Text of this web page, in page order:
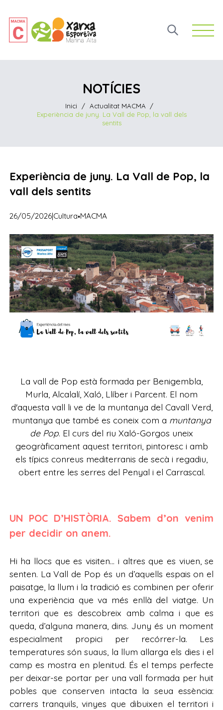
Open
NOTÍCIES
Inici / Actualitat MACMA
/
Experiència de juny. La Vall de Pop, la vall dels
sentits
Experiència de juny. La Vall de Pop, la
vall dels sentits
26/05/2026|Cultura·MACMA
La vall de Pop està formada per Benigembla,
Murla, Alcalalí, Xaló, Llíber i Parcent. El nom
d'aquesta vall li ve de la muntanya del Cavall Verd,
muntanya que també es coneix com a muntanya
de Pop. El curs del riu Xaló-Gorgos uneix
geogràficament aquest territori, pintoresc i amb
els típics conreus mediterranis de secà i regadiu,
obert entre les serres del Penyal i el Carrascal.
UN POC D’HISTÒRIA. Sabem d’on venim
per decidir on anem.
Hi ha llocs que es visiten… i altres que es viuen, se
senten. La Vall de Pop és un d’aquells espais on el
paisatge, la llum i la tradició es combinen per oferir
una experiència que va més enllà del viatge. Un
territori que es descobreix amb calma i que es
queda, d’alguna manera, dins. Juny és un moment
especialment propici per recórrer-la. Les
temperatures són suaus, la llum allarga els dies i el
camp es mostra en plenitud. És el temps perfecte
per deixar-se portar per una vall formada per huit
pobles que conserven intacta la seua essència:
carrers tranquils, vinyes que dibuixen el territori i